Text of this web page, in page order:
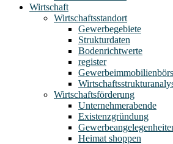
Wirtschaft
Wirtschaftsstandort
Gewerbegebiete
Strukturdaten
Bodenrichtwerte
register
Wirtschaftsförderung
Unternehmerabende
Existenzgründung
Heimat shoppen